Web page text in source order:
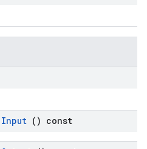
Input () const